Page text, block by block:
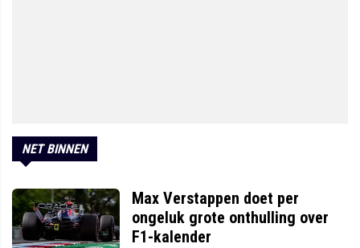
NET BINNEN
Max Verstappen doet per
ongeluk grote onthulling over
F1-kalender